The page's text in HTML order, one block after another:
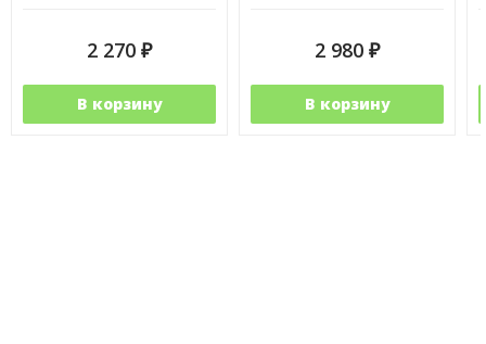
2 270 ₽
В корзину
2 980 ₽
В корзину